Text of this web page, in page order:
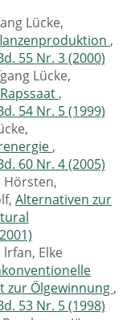
Lücke,
,
55 Nr. 3 (2000)
Lücke,
,
54 Nr. 5 (1999)
,
60 Nr. 4 (2005)
Hörsten,
Alternativen zur
Elke
zur Ölgewinnung,
53 Nr. 5 (1998)